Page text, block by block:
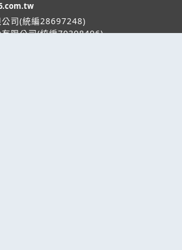
司(統編28697248)
限公司(統編70398496)